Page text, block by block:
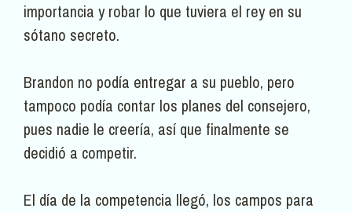
importancia y robar lo que tuviera el rey en su
sótano secreto.
Brandon no podía entregar a su pueblo, pero
tampoco podía contar los planes del consejero,
pues nadie le creería, así que finalmente se
decidió a competir.
El día de la competencia llegó, los campos para